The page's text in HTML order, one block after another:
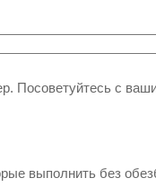
Посоветуйтесь с
выполнить без